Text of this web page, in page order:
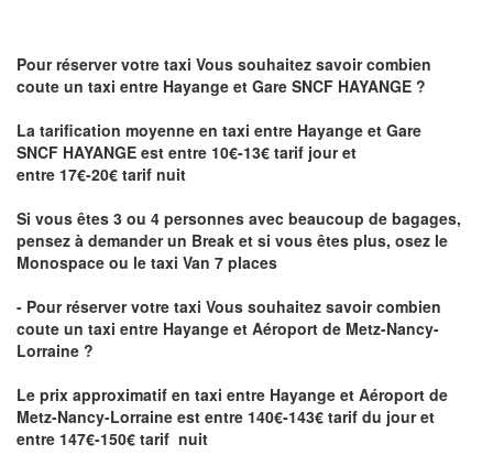
Pour réserver votre taxi Vous souhaitez savoircombien
coute un taxi entre Hayange et Gare SNCF HAYANGE ?
La tarification moyenne en taxi entre Hayange et Gare
SNCF HAYANGE est entre 10€-13€ tarif jour et
entre 17€-20€ tarif nuit
Si vous êtes 3 ou 4 personnes avec beaucoup de bagages,
pensez à demander un Break et si vous êtes plus, osez le
Monospace ou le taxi Van 7 places
- Pour réserver votre taxi Vous souhaitez savoircombien
coute un taxi entre Hayange et Aéroport de Metz-Nancy-
Lorraine ?
Le prix approximatif en taxi entre Hayange et Aéroport de
Metz-Nancy-Lorraine est entre 140€-143€ tarif du jour et
entre 147€-150€ tarif nuit